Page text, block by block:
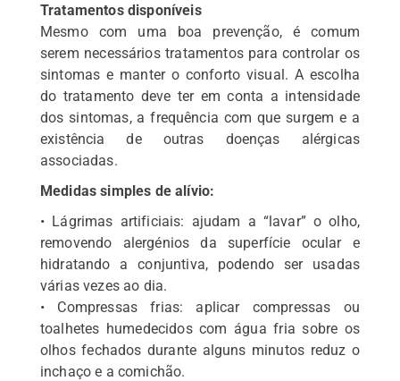
Tratamentos disponíveis
Mesmo com uma boa prevenção, é comum
serem necessários tratamentos para controlar os
sintomas e manter o conforto visual. A escolha
do tratamento deve ter em conta a intensidade
dos sintomas, a frequência com que surgem e a
existência de outras doenças alérgicas
associadas.
Medidas simples de alívio:
• Lágrimas artificiais: ajudam a “lavar” o olho,
removendo alergénios da superfície ocular e
hidratando a conjuntiva, podendo ser usadas
várias vezes ao dia.
• Compressas frias: aplicar compressas ou
toalhetes humedecidos com água fria sobre os
olhos fechados durante alguns minutos reduz o
inchaço e a comichão.